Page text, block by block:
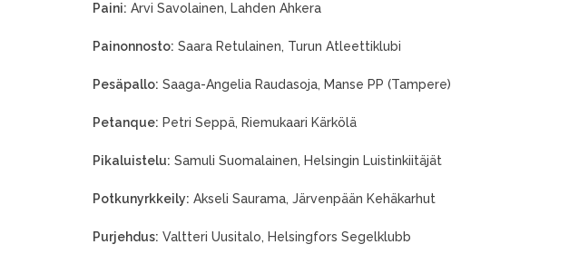
Paini: Arvi Savolainen, Lahden Ahkera
Painonnosto: Saara Retulainen, Turun Atleettiklubi
Pesäpallo: Saaga-Angelia Raudasoja, Manse PP (Tampere)
Petanque: Petri Seppä, Riemukaari Kärkölä
Pikaluistelu: Samuli Suomalainen, Helsingin Luistinkiitäjät
Potkunyrkkeily: Akseli Saurama, Järvenpään Kehäkarhut
Purjehdus: Valtteri Uusitalo, Helsingfors Segelklubb